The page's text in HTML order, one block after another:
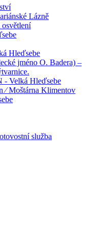
Lázně
osvětlení
Hleďsebe
jméno O. Badera) –
- Velká Hleďsebe
Moštárna Klimentov
služba